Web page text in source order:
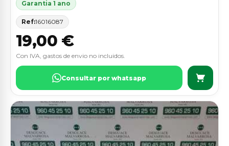
Garantia 1 ano
Ref:16016087
19,00 €
Con IVA, gastos de envio no incluidos.
Consultar por whatsapp